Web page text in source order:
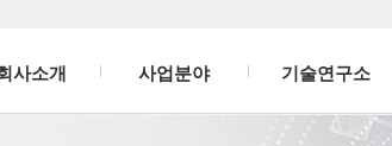
사소개 사업분야 기술연구소